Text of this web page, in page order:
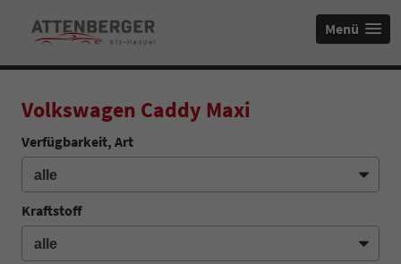
Menü
Volkswagen Caddy Maxi
Verfügbarkeit, Art
Kraftstoff